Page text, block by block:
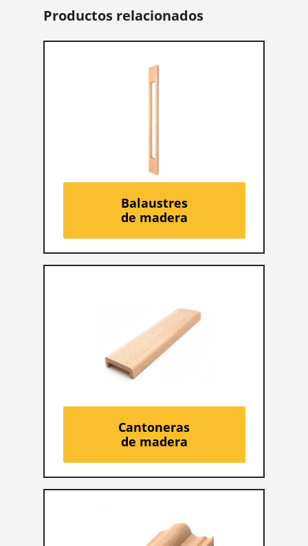
Productos relacionados
Balaustres
de madera
Cantoneras
de madera